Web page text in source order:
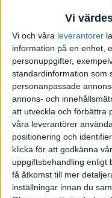
Vi
Vi och våra leverantorer
information på en enhet,
personuppgifter,
standardinformation som
personanpassade
annons- och
att utveckla och förbättra
våra leverantörer
positionering och
klicka för att godkänna
uppgiftsbehandling enligt
få åtkomst till mer
inställningar innan du
strukturer: rimliga
förväntningar i
som gör vardagen
inte alltid “lika för
var och eninom
Ett annat verktyg är
sjålv i vardagen för
om – och hur
namnger värdet i
känskan av